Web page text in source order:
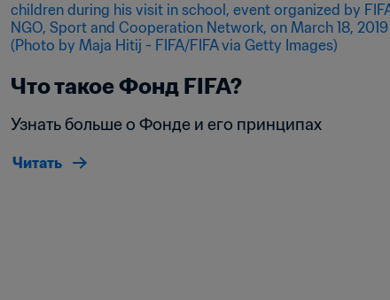
Что такое Фонд FIFA?
Узнать больше о Фонде и его принципах
Читать